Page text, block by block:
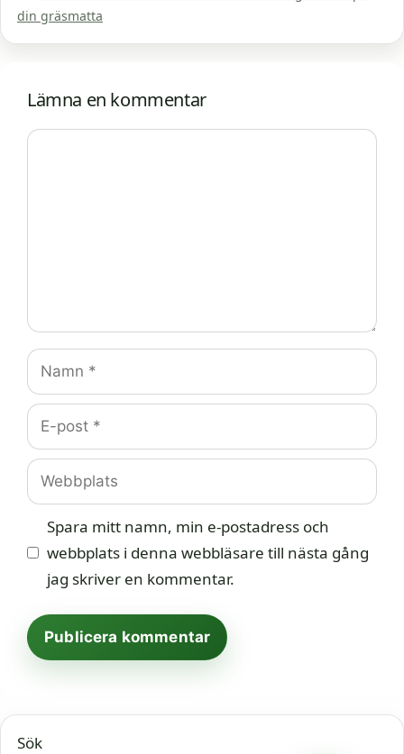
din gräsmatta
Lämna en kommentar
Kommentar
Namn
E-
post
Webbplats
Spara mitt namn, min e-postadress och
webbplats i denna webbläsare till nästa gång
jag skriver en kommentar.
Sök